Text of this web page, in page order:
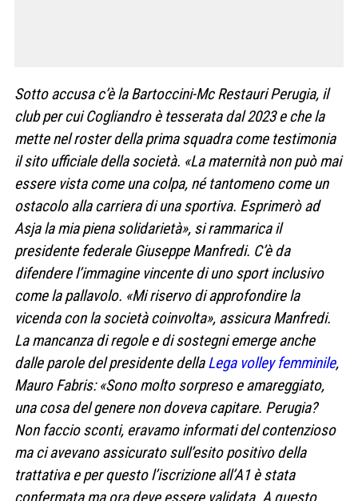
Sotto accusa c’è la Bartoccini-Mc Restauri Perugia, il
club per cui Cogliandro è tesserata dal 2023 e che la
mette nel roster della prima squadra come testimonia
il sito ufficiale della società. «La maternità non può mai
essere vista come una colpa, né tantomeno come un
ostacolo alla carriera di una sportiva. Esprimerò ad
Asja la mia piena solidarietà», si rammarica il
presidente federale Giuseppe Manfredi. C’è da
difendere l’immagine vincente di uno sport inclusivo
come la pallavolo. «Mi riservo di approfondire la
vicenda con la società coinvolta», assicura Manfredi.
La mancanza di regole e di sostegni emerge anche
dalle parole del presidente dellaLega volley femminile,
Mauro Fabris: «Sono molto sorpreso e amareggiato,
una cosa del genere non doveva capitare. Perugia?
Non faccio sconti, eravamo informati del contenzioso
ma ci avevano assicurato sull’esito positivo della
trattativa e per questo l’iscrizione all’A1 è stata